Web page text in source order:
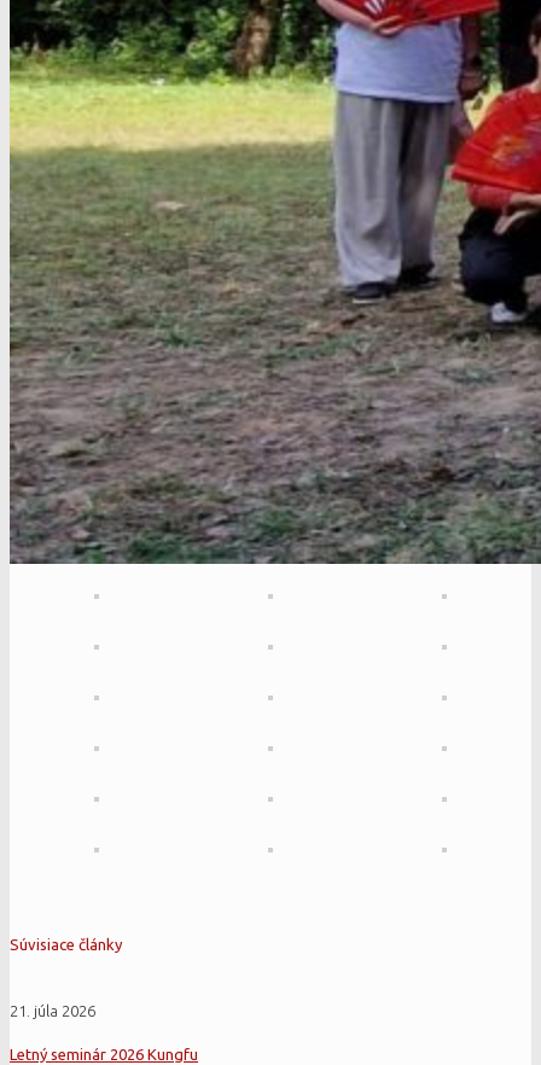
Súvisiace články
21. júla 2026
Letný seminár 2026 Kungfu